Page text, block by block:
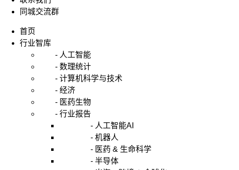
同城交流群
首页
行业智库
- 人工智能
- 数理统计
- 计算机科学与技术
- 经济
- 医药生物
- 行业报告
- 人工智能AI
- 机器人
- 医药 & 生命科学
- 半导体